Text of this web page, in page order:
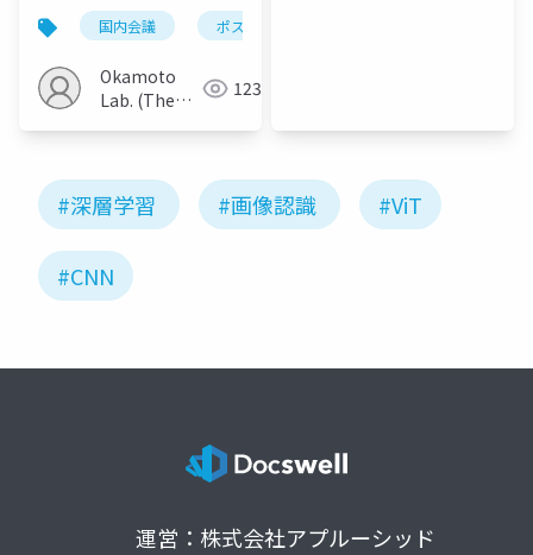
国内会議 ポスター
Okamoto
Lab. (The
123
#深層学習 #画像認識 #ViT
#CNN
運営：株式会社アプルーシッド